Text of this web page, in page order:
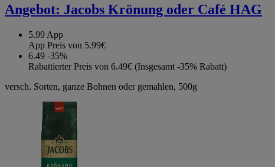
Angebot: Jacobs Krönung oder Café HAG
5.99 App
App Preis von 5.99€
6.49 -35%
Rabattierter Preis von 6.49€ (Insgesamt -35% Rabatt)
versch. Sorten, ganze Bohnen oder gemahlen, 500g